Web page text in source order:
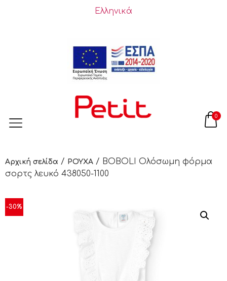
Ελληνικά
0
Αρχική σελίδα / ΡΟΥΧΑ / BOBOLI Ολόσωμη φόρμα
σορτς λευκό 438050-1100
-30%